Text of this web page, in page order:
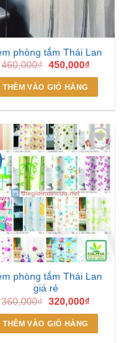
phòng tắm Thái Lan
460,000₫ Giá
là:
460,000₫.
450,000₫Giá
THÊM VÀO GIỎ HÀNG
Add to
Wishlist
phòng tắm Thái Lan
giá rẻ
360,000₫ Giá
là:
360,000₫.
320,000₫Giá
THÊM VÀO GIỎ HÀNG